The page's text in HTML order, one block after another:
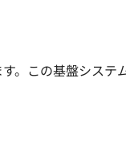
。この基盤シス